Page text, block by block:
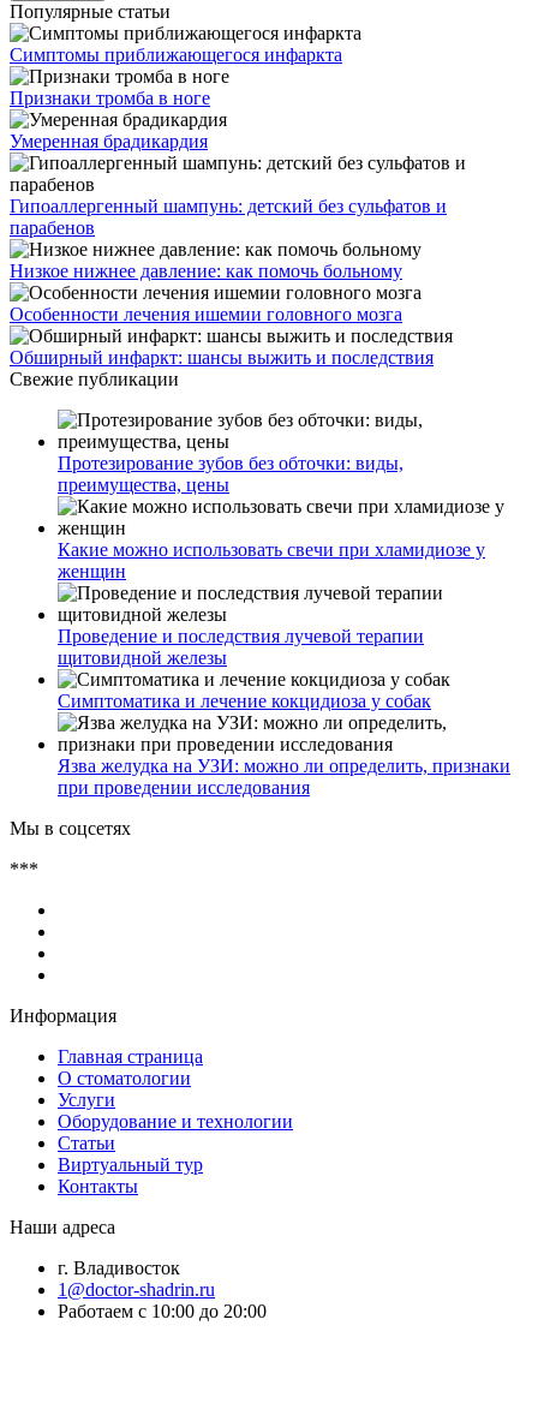
Популярные статьи
Симптомы приближающегося инфаркта
Признаки тромба в ноге
Умеренная брадикардия
Гипоаллергенный шампунь: детский без сульфатов и
парабенов
Низкое нижнее давление: как помочь больному
Особенности лечения ишемии головного мозга
Обширный инфаркт: шансы выжить и последствия
Свежие публикации
Протезирование зубов без обточки: виды,
преимущества, цены
Какие можно использовать свечи при хламидиозе у
женщин
Проведение и последствия лучевой терапии
щитовидной железы
Симптоматика и лечение кокцидиоза у собак
Язва желудка на УЗИ: можно ли определить, признаки
при проведении исследования
Мы в соцсетях
***
Информация
Главная страница
О стоматологии
Услуги
Оборудование и технологии
Статьи
Виртуальный тур
Контакты
Наши адреса
г. Владивосток
1@doctor-shadrin.ru
Работаем с 10:00 до 20:00